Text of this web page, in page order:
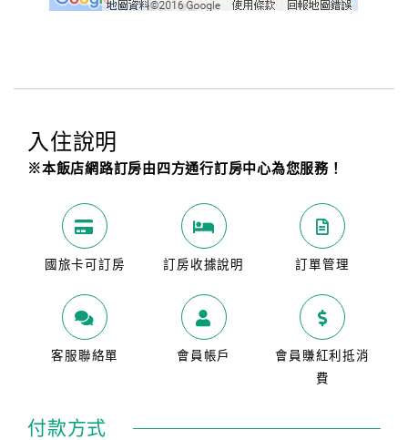
入住說明
※本飯店網路訂房由四方通行訂房中心為您服務！
國旅卡可訂房 訂房收據說明 訂單管理
客服聯絡單 會員帳戶
會員賺紅利抵消
費
付款方式